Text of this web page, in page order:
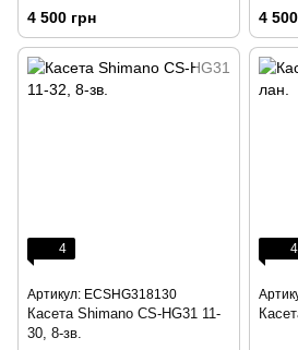
4 500 грн 4
4
Артикул: ECSHG318130
Касета Shimano CS-HG31 11-
30, 8-зв.
4